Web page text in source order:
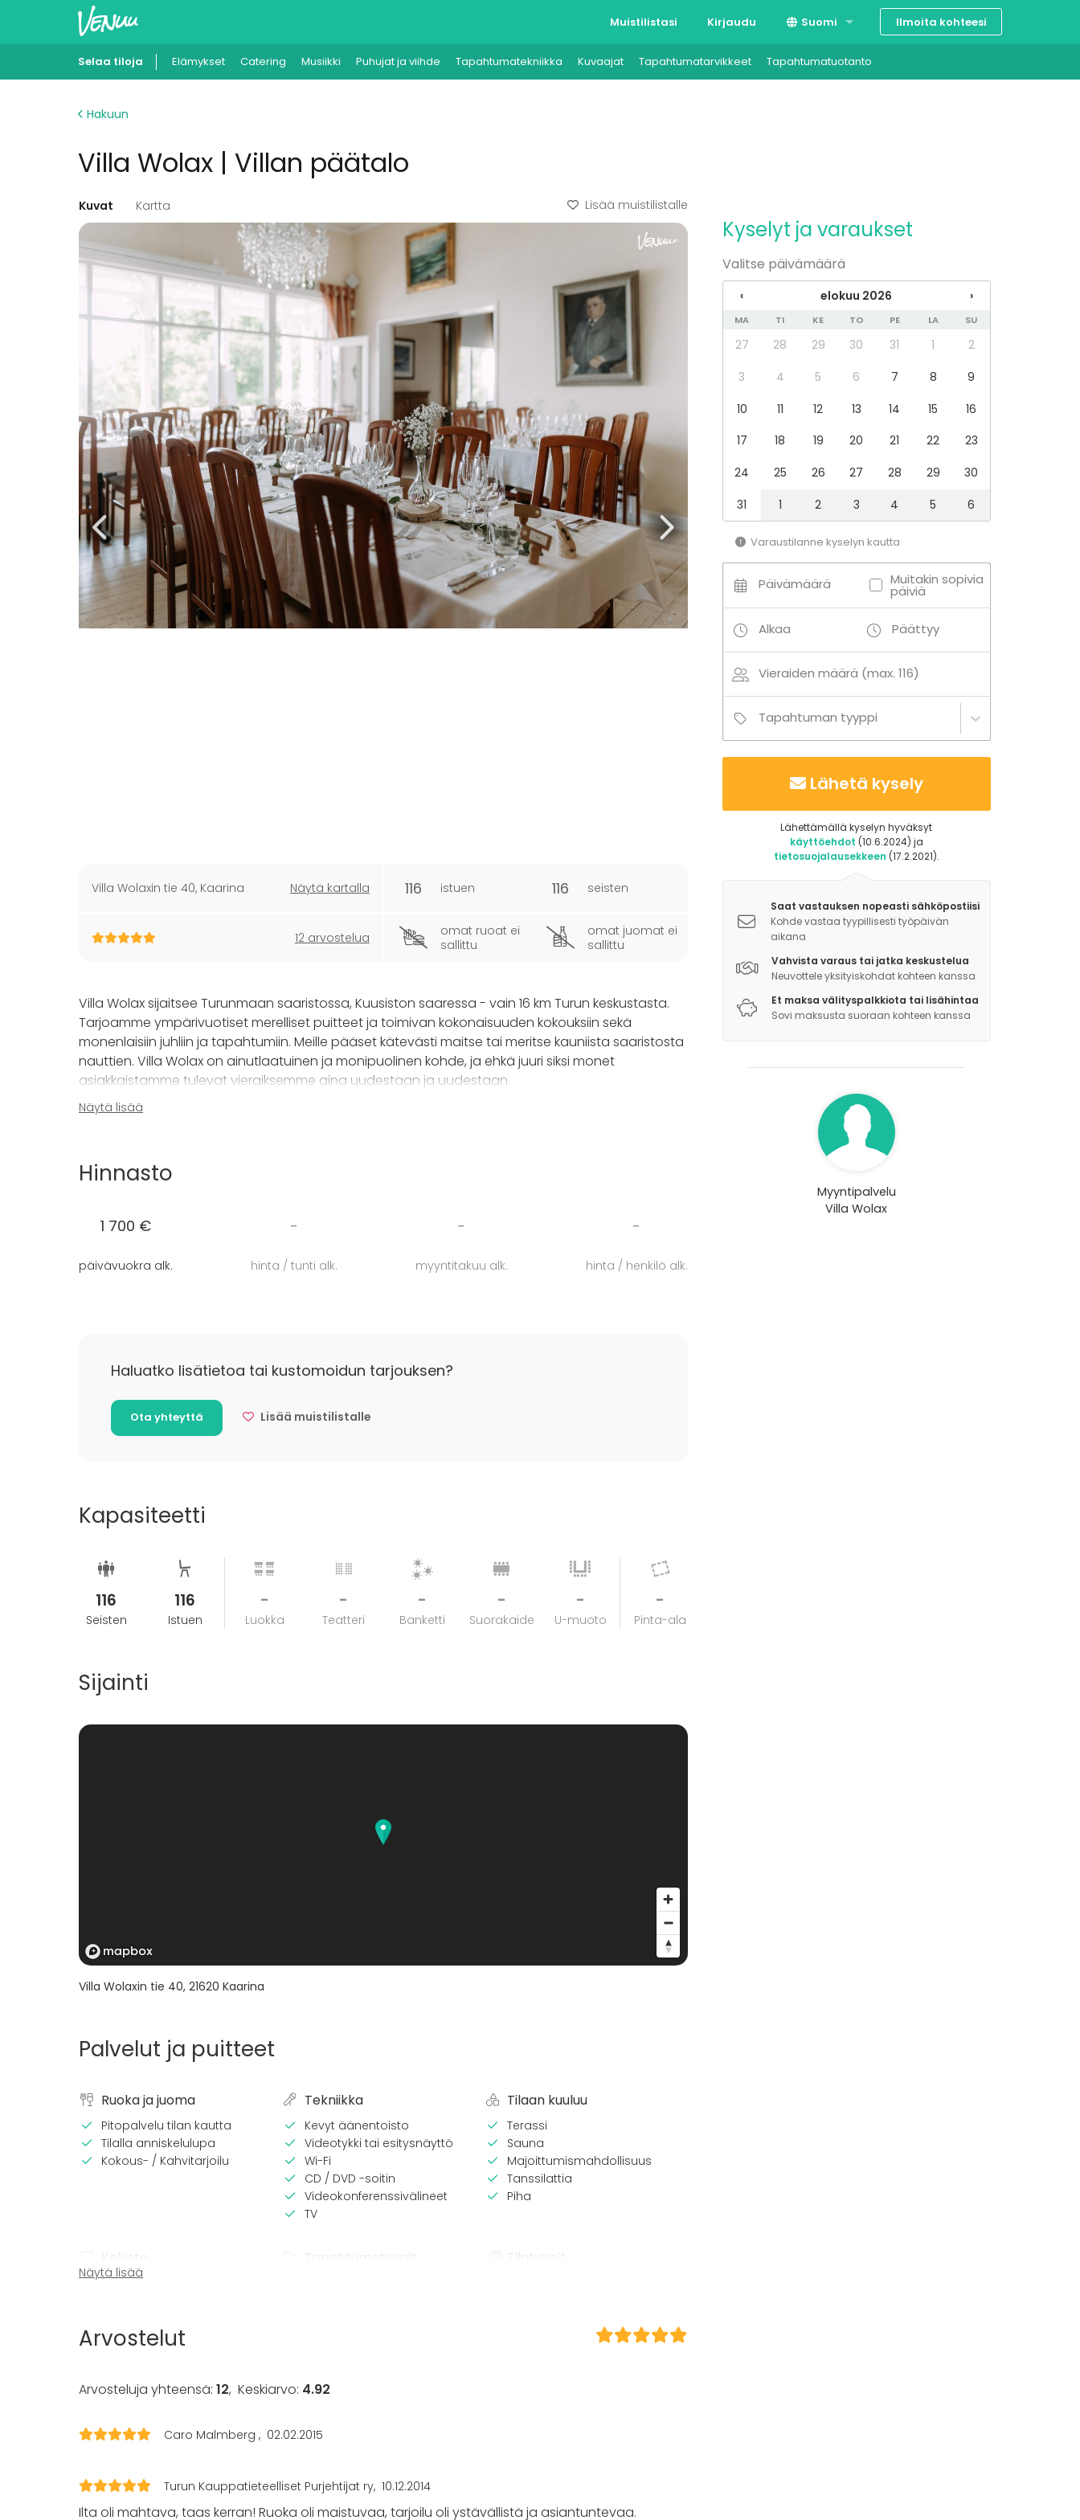
Muistilistasi Kirjaudu Suomi
Svenska
Ilmoita kohteesi
Selaa tiloja Elämykset Catering Musiikki Puhujat ja viihde Tapahtumatekniikka Kuvaajat Tapahtumatarvikkeet Tapahtumatuotanto
Hakuun
Villa Wolax | Villan päätalo
Kuvat Kartta Lisää muistilistalle
Villa Wolaxin tie 40, Kaarina Näytä kartalla
12 arvostelua
116 istuen 116 seisten
omat ruoat ei
sallittu
omat juomat ei
sallittu
Villa Wolax sijaitsee Turunmaan saaristossa, Kuusiston saaressa - vain 16 km Turun keskustasta.
Tarjoamme ympärivuotiset merelliset puitteet ja toimivan kokonaisuuden kokouksiin sekä
monenlaisiin juhliin ja tapahtumiin. Meille pääset kätevästi maitse tai meritse kauniista saaristosta
nauttien. Villa Wolax on ainutlaatuinen ja monipuolinen kohde, ja ehkä juuri siksi monet
asiakkaistamme tulevat vieraiksemme aina uudestaan ja uudestaan.
Villa Wolaxin päärakennuksessa ja saunarakennuksissa on monta erikokoista tilaa, jotka sopivat
Näytä lisää
Hinnasto
1 700 €
päivävuokra alk.
-
hinta / tunti alk.
-
myyntitakuu alk.
-
hinta / henkilö alk.
Haluatko lisätietoa tai kustomoidun tarjouksen?
Ota yhteyttä Lisää muistilistalle
Kapasiteetti
116
Seisten
116
Istuen
-
Luokka
-
Teatteri
-
Banketti
-
Suorakaide
-
U-muoto
-
Pinta-ala
Sijainti
Villa Wolaxin tie 40, 21620 Kaarina
Palvelut ja puitteet
Ruoka ja juoma
Pitopalvelu tilan kautta
Tilalla anniskelulupa
Kokous- / Kahvitarjoilu
Tekniikka
Kevyt äänentoisto
Videotykki tai esitysnäyttö
Wi-Fi
CD / DVD -soitin
Videokonferenssivälineet
TV
Tilaan kuuluu
Terassi
Sauna
Majoittumismahdollisuus
Tanssilattia
Piha
Kalusto
Palju / poreallas
Fläppi- / Valkotaulu
Tapahtumatyypit
Messut
Mökkireissu / retriitti
Pikkujoulut
Tilatyypit
Kartano / Huvila
Näytä lisää
Arvostelut
Arvosteluja yhteensä: 12, Keskiarvo: 4.92
Caro Malmberg 02.02.2015
Turun Kauppatieteelliset Purjehtijat ry 10.12.2014
Ilta oli mahtava, taas kerran! Ruoka oli maistuvaa, tarjoilu oli ystävällistä ja asiantuntevaa.
Kyselyt ja varaukset
Valitse päivämäärä
‹ elokuu 2026 ›
MA TI KE TO PE LA SU
27 28 29 30 31 1
2
3
4 5 6 7 8
9
10
11 12 13 14 15
16
17
18 19 20 21 22
23
24
25 26 27 28 29
30
31
1 2 3 4 5 6
Varaustilanne kyselyn kautta
Päivämäärä Muitakin sopivia
päiviä
Alkaa Päättyy
Vieraiden määrä (max. 116)
Tapahtuman tyyppi
Lähetä kysely
Lähettämällä kyselyn hyväksyt
käyttöehdot (10.6.2024) ja
tietosuojalausekkeen (17.2.2021).
Saat vastauksen nopeasti sähköpostiisi
Kohde vastaa tyypillisesti työpäivän
aikana
Vahvista varaus tai jatka keskustelua
Neuvottele yksityiskohdat kohteen kanssa
Et maksa välityspalkkiota tai lisähintaa
Sovi maksusta suoraan kohteen kanssa
Myyntipalvelu
Villa Wolax